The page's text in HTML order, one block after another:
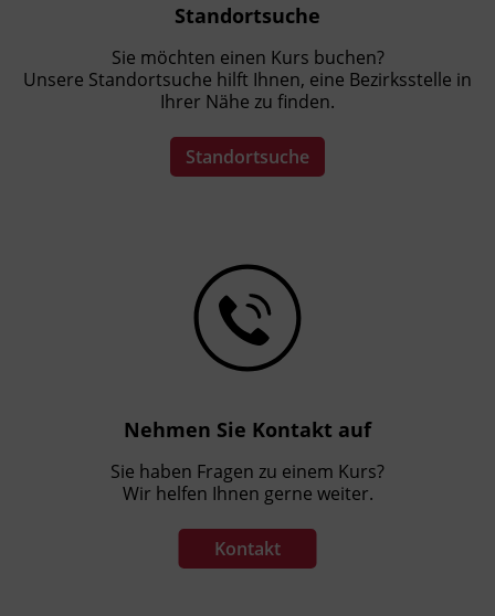
Standortsuche
Sie möchten einen Kurs buchen?
Unsere Standortsuche hilft Ihnen, eine Bezirksstelle in
Ihrer Nähe zu finden.
Standortsuche
Nehmen Sie Kontakt auf
Sie haben Fragen zu einem Kurs?
Wir helfen Ihnen gerne weiter.
Kontakt